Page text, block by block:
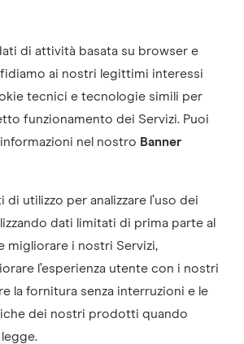
di attività basata su browser e
ai nostri legittimi interessi
tecnici e tecnologie simili per
funzionamento dei Servizi. Puoi
nel nostro Banner
di utilizzo per analizzare l’uso dei
dati limitati di prima parte al
migliorare i nostri Servizi,
l’esperienza utente con i nostri
la fornitura senza interruzioni e le
dei nostri prodotti quando